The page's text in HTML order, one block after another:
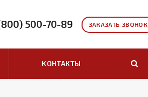
ЗАКАЗАТЬ ЗВОНОК
500-70-89
КОНТАКТЫ